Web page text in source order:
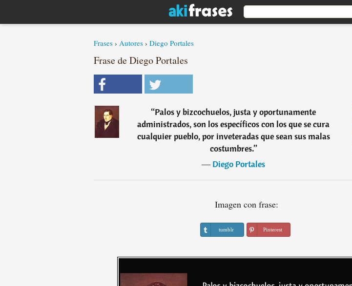
Frases › Autores › Diego Portales
Frase de Diego Portales
“Palos y bizcochuelos, justa y oportunamente
administrados, son los específicos con los que se cura
cualquier pueblo, por inveteradas que sean sus malas
costumbres.”
―Diego Portales
Imagen con frase:
tumblr Pinterest